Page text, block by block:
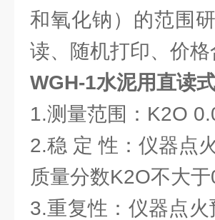
和氧化钠）的范围
读、随机打印、价
WGH-1水泥用直读
1.测量范围：K2O
2.稳 定 性：仪器点
质量分数K2O不大
3.重复性：仪器点